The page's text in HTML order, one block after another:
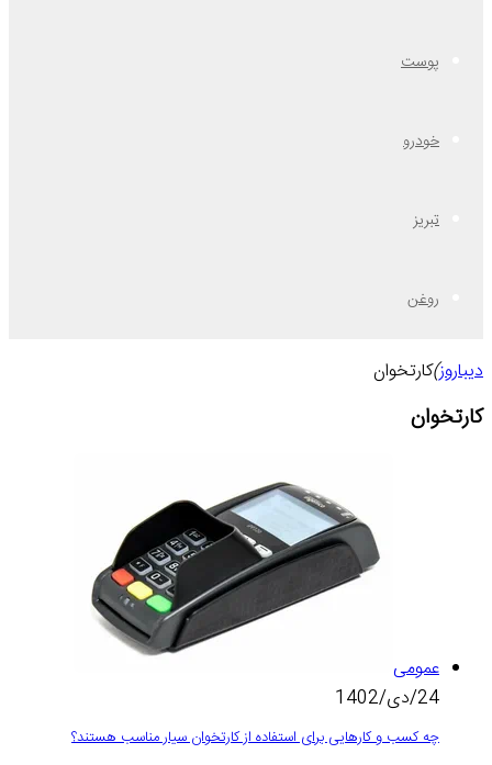
پوست
خودرو
تبریز
روغن
دیباروز)کارتخوان
کارتخوان
عمومی
24/دی/1402
چه کسب و کارهایی برای استفاده از کارتخوان سیار مناسب هستند؟